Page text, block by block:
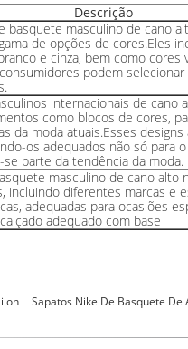
Descrição
basquete masculino de cano
de opções de cores.Eles
e cinza, bem como cores
podem
internacionais de cano
como blocos de cores,
da moda atuais.Esses
os adequados não só para
parte da tendência da moda.
masculino de cano alto
incluindo diferentes marcas e
adequadas para ocasiões
adequado com base
Sapatos Nike De Basquete De